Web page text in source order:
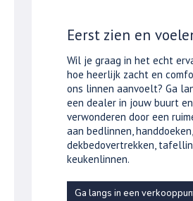
Eerst zien en
Wil je graag in het echt
hoe heerlijk zacht en
ons linnen aanvoelt? Ga
een dealer in jouw buurt
verwonderen door een
aan bedlinnen, handdoeken,
dekbedovertrekken,
keukenlinnen.
Ga langs in een